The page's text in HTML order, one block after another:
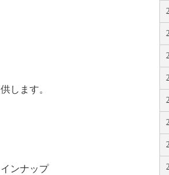
します。
ンナップ